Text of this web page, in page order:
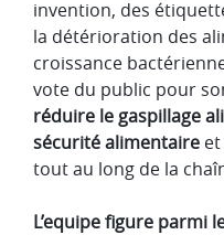
invention, des
la détérioration des
croissance
vote du public pour
réduire le gaspillage
sécurité alimentaire
tout au long de la
L’equipe figure parmi